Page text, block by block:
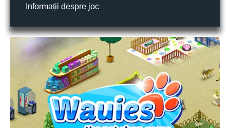
Informații despre joc